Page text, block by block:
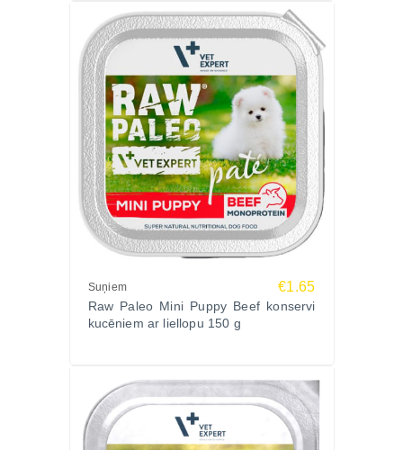
Suņiem €1.65
Raw Paleo Mini Puppy Beef konservi
kucēniem ar liellopu 150 g